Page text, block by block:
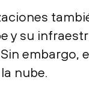
y su
embargo,
nube.